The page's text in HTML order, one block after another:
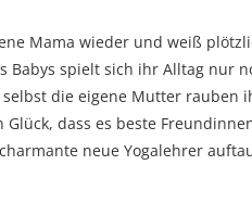
Mama wieder und weiß
spielt sich ihr Alltag nur
die eigene Mutter rauben
dass es beste
neue Yogalehrer